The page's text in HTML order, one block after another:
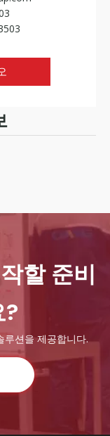
할 준비
루션을 제공합니다.